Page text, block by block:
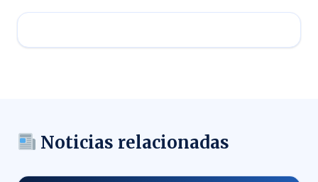
Noticias relacionadas